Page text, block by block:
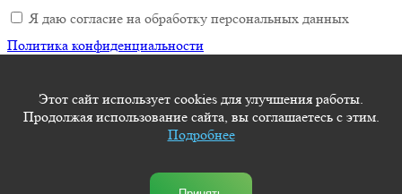
Этот сайт использует cookies для улучшения работы.
Продолжая использование сайта, вы соглашаетесь с этим.
Подробнее
Я даю согласие на обработку персональных данных
Политика конфиденциальности